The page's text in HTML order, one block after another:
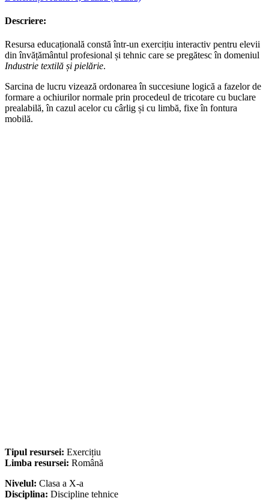
Descriere:
Resursa educațională constă într-un exercițiu interactiv pentru elevii
din învățământul profesional și tehnic care se pregătesc în domeniul
Industrie textilă și pielărie.
Sarcina de lucru vizează ordonarea în succesiune logică a fazelor de
formare a ochiurilor normale prin procedeul de tricotare cu buclare
prealabilă, în cazul acelor cu cârlig și cu limbă, fixe în fontura
mobilă.
Tipul resursei: Exercițiu
Limba resursei: Română
Nivelul: Clasa a X-a
Disciplina: Discipline tehnice